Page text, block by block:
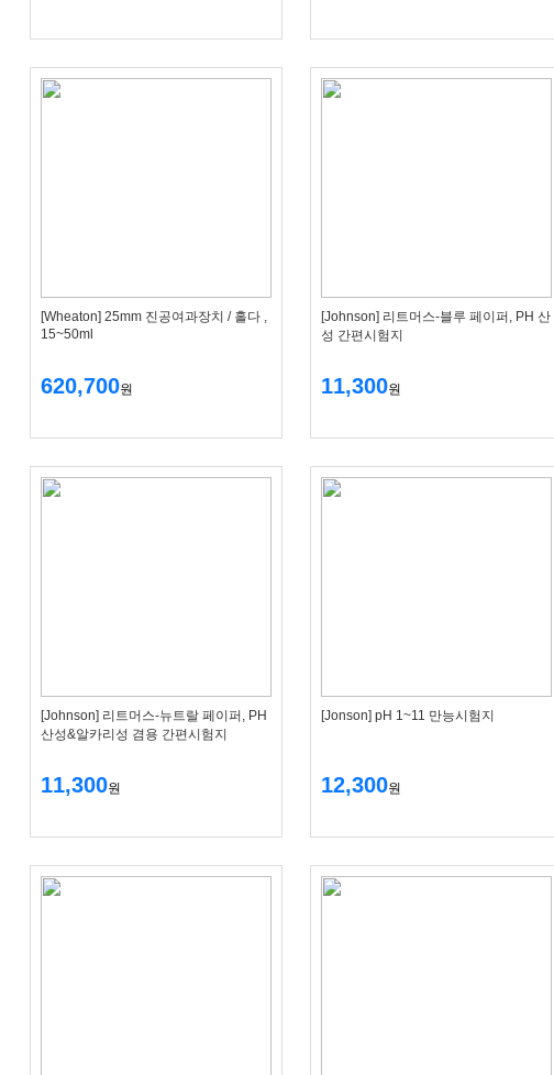
[Wheaton] 25mm 진공여과장치 / 홀다 ,
15~50ml
620,700원
[Johnson] 리트머스-블루 페이퍼, PH 산
성 간편시험지
11,300원
[Johnson] 리트머스-뉴트랄 페이퍼, PH
산성&알카리성 겸용 간편시험지
11,300원
[Jonson] pH 1~11 만능시험지
12,300원